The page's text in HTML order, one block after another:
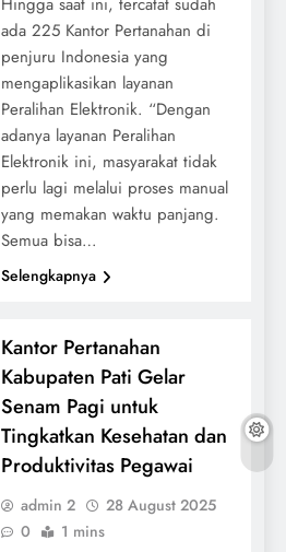
ada 225 Kantor Pertanahan di
penjuru Indonesia yang
mengaplikasikan layanan
Peralihan Elektronik. “Dengan
adanya layanan Peralihan
Elektronik ini, masyarakat tidak
perlu lagi melalui proses manual
yang memakan waktu panjang.
Semua bisa…
Selengkapnya
Kantor Pertanahan
Kabupaten Pati Gelar
Senam Pagi untuk
Tingkatkan Kesehatan dan
Produktivitas Pegawai
admin 2
28 August 2025
0
1 mins